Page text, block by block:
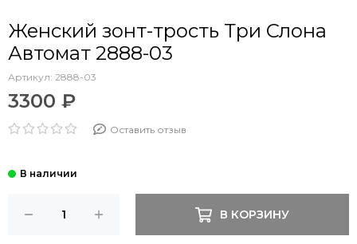
Женский зонт-трость Три Слона
Автомат 2888-03
Артикул: 2888-03
3300 ₽
Оставить отзыв
В КОРЗИНУ